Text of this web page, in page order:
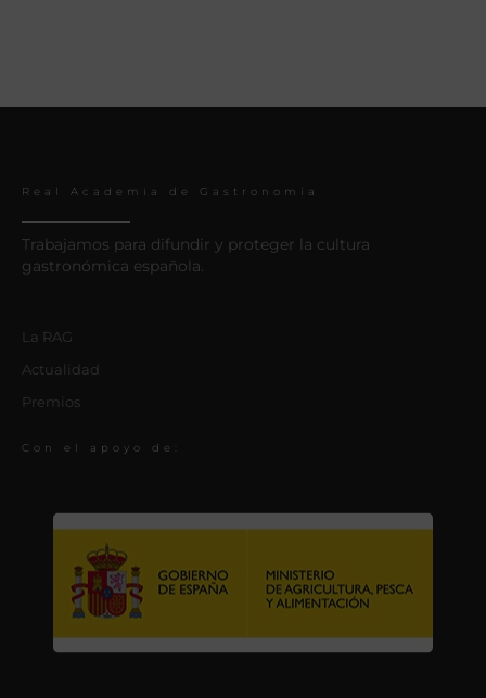
Real Academia de Gastronomía
Trabajamos para difundir y proteger la cultura
gastronómica española.
La RAG
Actualidad
Premios
Con el apoyo de: